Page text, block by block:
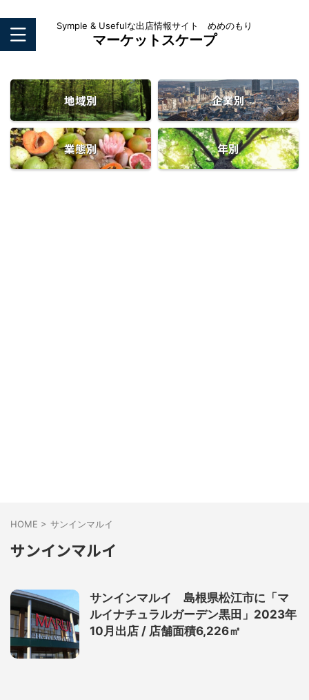
Symple & Usefulな出店情報サイト めめのもり
マーケットスケープ
地域別 企業別
業態別 年別
HOME > サンインマルイ
サンインマルイ
サンインマルイ 島根県松江市に「マ
ルイナチュラルガーデン黒田」2023年
10月出店 / 店舗面積6,226㎡